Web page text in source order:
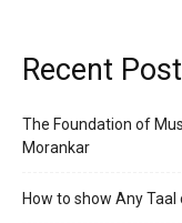
Recent
The Foundation of
Morankar
How to show Any Taal